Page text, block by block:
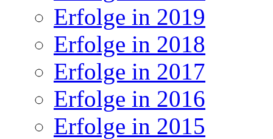
Erfolge in 2019
Erfolge in 2018
Erfolge in 2017
Erfolge in 2016
Erfolge in 2015